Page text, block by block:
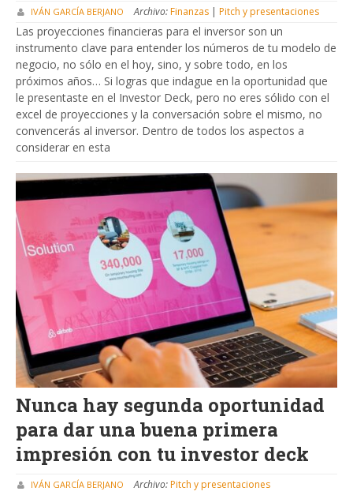
IVÁN GARCÍA BERJANO Archivo:Finanzas | Pitch y presentaciones
Las proyecciones financieras para el inversor son un
instrumento clave para entender los números de tu modelo de
negocio, no sólo en el hoy, sino, y sobre todo, en los
próximos años… Si logras que indague en la oportunidad que
le presentaste en el Investor Deck, pero no eres sólido con el
excel de proyecciones y la conversación sobre el mismo, no
convencerás al inversor. Dentro de todos los aspectos a
considerar en esta
Nunca hay segunda oportunidad
para dar una buena primera
impresión con tu investor deck
IVÁN GARCÍA BERJANO Archivo:Pitch y presentaciones